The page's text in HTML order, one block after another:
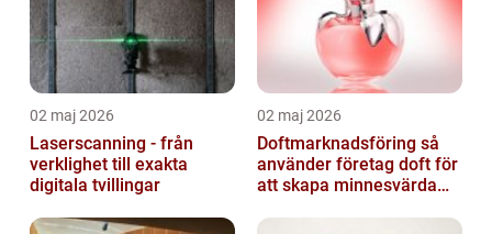
02 maj 2026
Laserscanning - från
verklighet till exakta
digitala tvillingar
02 maj 2026
Doftmarknadsföring så
använder företag doft för
att skapa minnesvärda